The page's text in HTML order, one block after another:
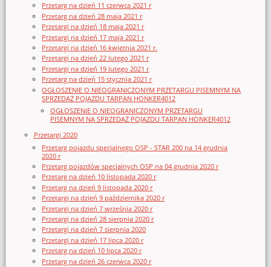
Przetarg na dzień 11 czerwca 2021 r
Przetarg na dzień 28 maja 2021 r
Przetargi na dzień 18 maja 2021 r
Przetargi na dzień 17 maja 2021 r
Przetargi na dzień 16 kwietnia 2021 r.
Przetargi na dzień 22 lutego 2021 r
Przetargi na dzień 19 lutego 2021 r
Przetarg na dzień 15 stycznia 2021 r
OGŁOSZENIE O NIEOGRANICZONYM PRZETARGU PISEMNYM NA
SPRZEDAŻ POJAZDU TARPAN HONKER4012
OGŁOSZENIE O NIEOGRANICZONYM PRZETARGU
PISEMNYM NA SPRZEDAŻ POJAZDU TARPAN HONKER4012
Przetargi 2020
Przetarg pojazdu specjalnego OSP - STAR 200 na 14 grudnia
2020 r
Przetarg pojazdów specjalnych OSP na 04 grudnia 2020 r
Przetarg na dzień 10 listopada 2020 r
Przetarg na dzień 9 listopada 2020 r
Przetargi na dzień 9 października 2020 r
Przetargi na dzień 7 września 2020 r
Przetargi na dzień 28 sierpnia 2020 r
Przetargi na dzień 7 sierpnia 2020
Przetargi na dzień 17 lipca 2020 r
Przetarg na dzień 10 lipca 2020 r
Przetarg na dzień 26 czerwca 2020 r